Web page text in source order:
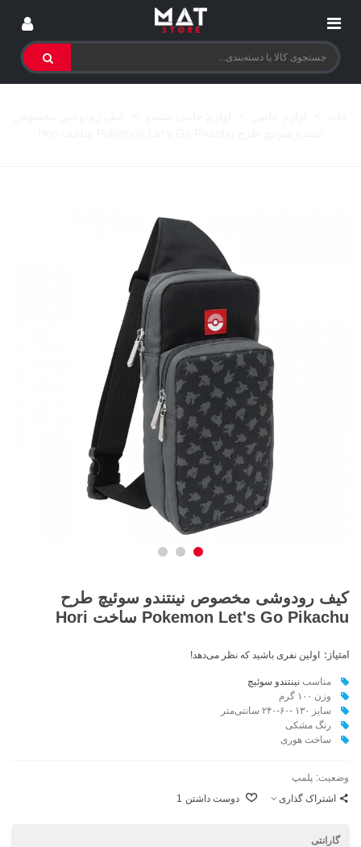
کیف رودوشی مخصوص نینتندو سوئیچ طرح
Pokemon Let's Go Pikachu ساخت Hori
امتیاز: اولین نفری باشید که نظر می‌دهد!
مناسبنینتندو سوئيچ
وزن ۱۰۰ گرم
سایز ۱۳۰ -۶۰-۲۴۰ سانتی‌متر
رنگ مشکی
ساخت هوری
وضعیت: پلمپ
اشتراک گذاری
دوست داشتن 1
گارانتی